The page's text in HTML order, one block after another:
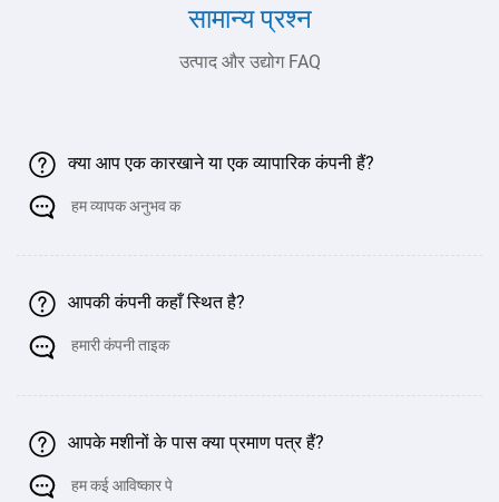
सामान्य प्रश्न
उत्पाद और उद्योग FAQ
क्या आप एक कारखाने या एक व्यापारिक कंपनी हैं?
हम व्यापक अनुभव क
आपकी कंपनी कहाँ स्थित है?
हमारी कंपनी ताइक
आपके मशीनों के पास क्या प्रमाण पत्र हैं?
हम कई आविष्कार पे